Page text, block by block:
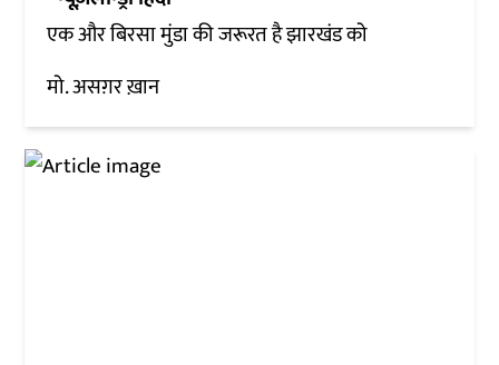
एक और बिरसा मुंडा की जरूरत है झारखंड को
मो. असग़र ख़ान